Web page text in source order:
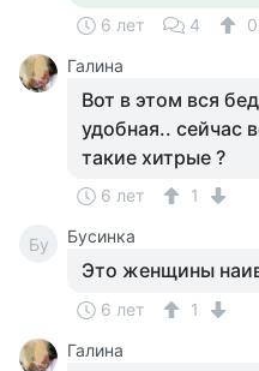
6 лет 4
0
Галина
Вот в этом вся
удобная.. сейчас
такие хитрые ?
6 лет 1
Бу Бусинка
Это женщины
6 лет
1
Галина